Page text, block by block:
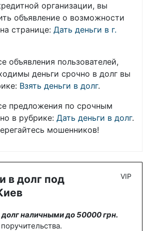
организации, вы
объявление о возможности
странице: Дать деньги в г.
объявления пользователей,
деньги срочно в долг вы
Взять деньги в долг.
предложения по срочным
в рубрике: Дать деньги в долг.
мошенников!
в долг под
долг наличными до 50000 грн.
VIP